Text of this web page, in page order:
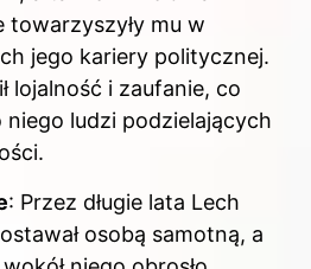
towarzyszyły mu w
jego kariery politycznej.
lojalność i zaufanie, co
niego ludzi podzielających
: Przez długie lata Lech
osobą samotną, a